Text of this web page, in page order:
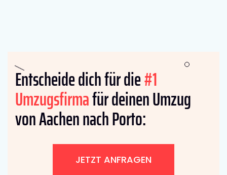
Entscheide dich für die#1
Umzugsfirmafür deinen Umzug
von Aachen nach Porto:
JETZT ANFRAGEN